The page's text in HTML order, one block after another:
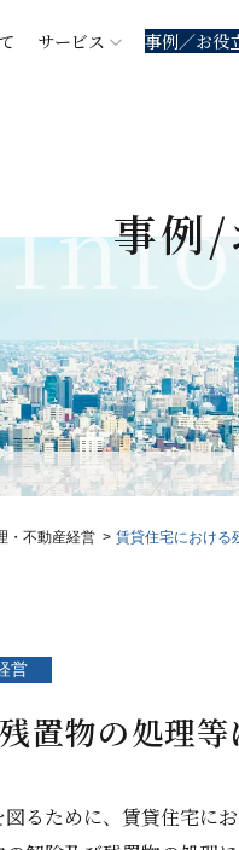
サービス 事例／お役
事例/
・不動産経営 賃貸住宅における
営
置物の処理
るために、賃貸住宅に